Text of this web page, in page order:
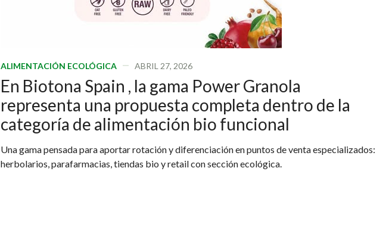
ALIMENTACIÓN ECOLÓGICA ABRIL 27, 2026
En Biotona Spain , la gama Power Granola
representa una propuesta completa dentro de la
categoría de alimentación bio funcional
Una gama pensada para aportar rotación y diferenciación en puntos de venta especializados:
herbolarios, parafarmacias, tiendas bio y retail con sección ecológica.